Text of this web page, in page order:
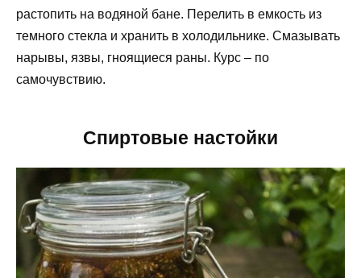
растопить на водяной бане. Перелить в емкость из
темного стекла и хранить в холодильнике. Смазывать
нарывы, язвы, гноящиеся раны. Курс – по
самочувствию.
Спиртовые настойки